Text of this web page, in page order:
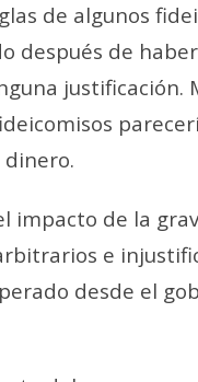
de algunos
después de
justificación.
impacto de la
e
desde el